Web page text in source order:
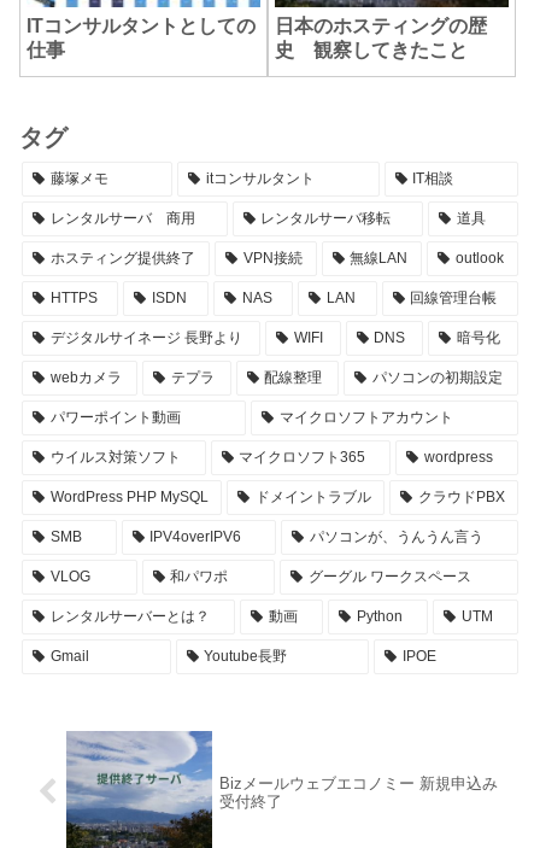
ITコンサルタントとしての
仕事
日本のホスティングの歴
史 観察してきたこと
タグ
藤塚メモ itコンサルタント IT相談
レンタルサーバ 商用 レンタルサーバ移転 道具
ホスティング提供終了 VPN接続 無線LAN outlook
HTTPS ISDN NAS LAN 回線管理台帳
デジタルサイネージ 長野より WIFI DNS 暗号化
webカメラ テプラ 配線整理 パソコンの初期設定
パワーポイント動画 マイクロソフトアカウント
ウイルス対策ソフト マイクロソフト365 wordpress
WordPress PHP MySQL ドメイントラブル クラウドPBX
SMB IPV4overIPV6 パソコンが、うんうん言う
VLOG 和パワポ グーグル ワークスペース
レンタルサーバーとは？ 動画 Python UTM
Gmail Youtube長野 IPOE
Bizメールウェブエコノミー 新規申込み
受付終了